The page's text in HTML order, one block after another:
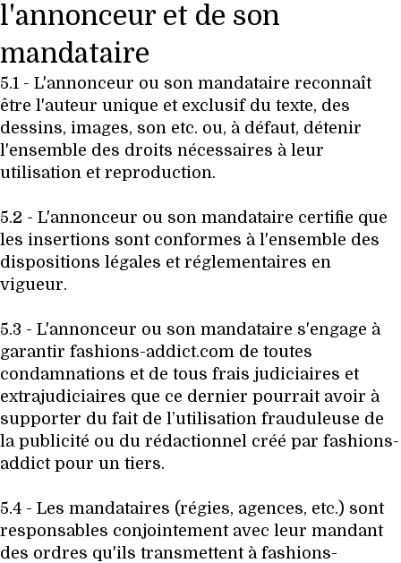
l'annonceur et de son
mandataire
5.1 - L'annonceur ou son mandataire reconnaît
être l'auteur unique et exclusif du texte, des
dessins, images, son etc. ou, à défaut, détenir
l'ensemble des droits nécessaires à leur
utilisation et reproduction.
5.2 - L'annonceur ou son mandataire certifie que
les insertions sont conformes à l'ensemble des
dispositions légales et réglementaires en
vigueur.
5.3 - L'annonceur ou son mandataire s'engage à
garantir fashions-addict.com de toutes
condamnations et de tous frais judiciaires et
extrajudiciaires que ce dernier pourrait avoir à
supporter du fait de l’utilisation frauduleuse de
la publicité ou du rédactionnel créé par fashions-
addict pour un tiers.
5.4 - Les mandataires (régies, agences, etc.) sont
responsables conjointement avec leur mandant
des ordres qu'ils transmettent à fashions-